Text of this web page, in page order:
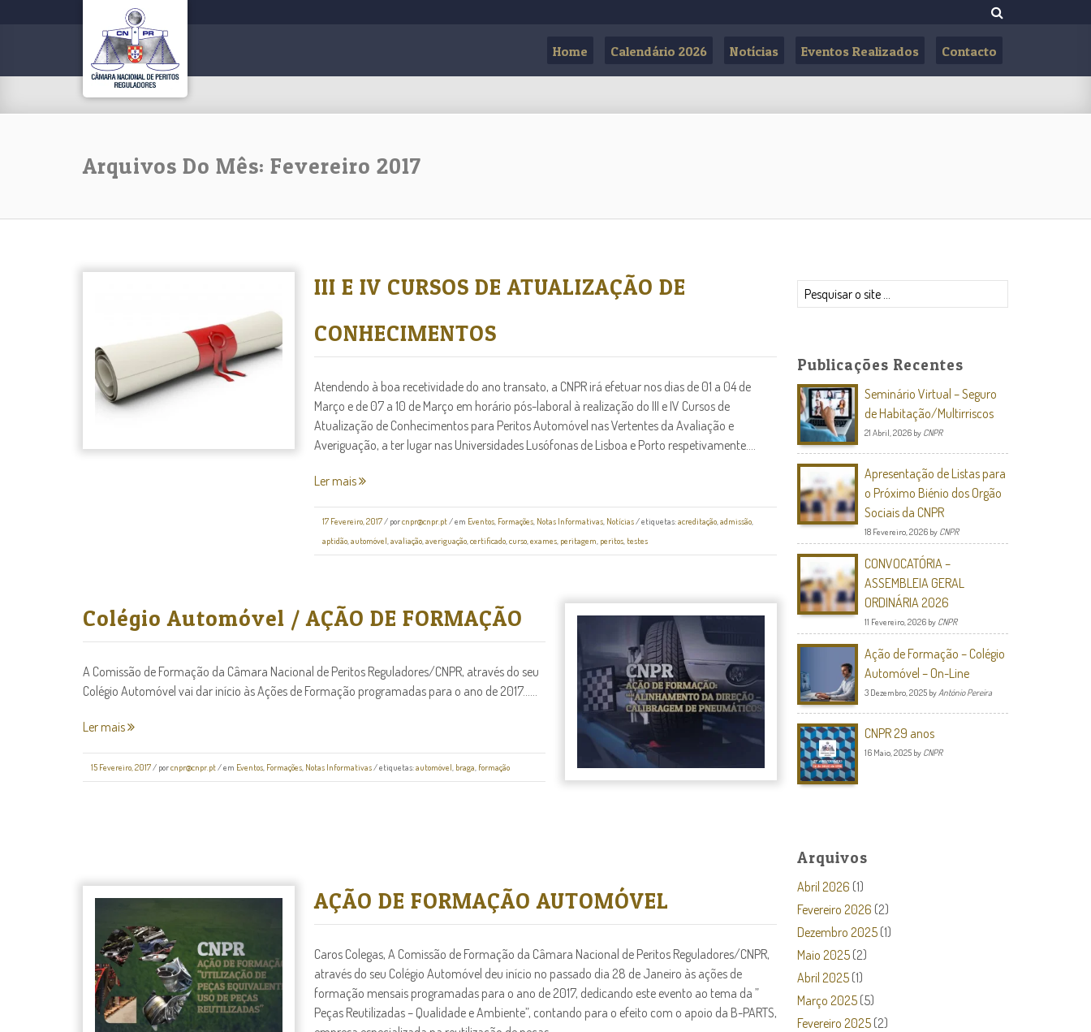
Home Calendário 2026 Notícias Eventos Realizados Contacto
Arquivos Do Mês: Fevereiro 2017
III E IV CURSOS DE ATUALIZAÇÃO DE
CONHECIMENTOS
Atendendo à boa recetividade do ano transato, a CNPR irá efetuar nos dias de 01 a 04 de
Março e de 07 a 10 de Março em horário pós-laboral à realização do III e IV Cursos de
Atualização de Conhecimentos para Peritos Automóvel nas Vertentes da Avaliação e
Averiguação, a ter lugar nas Universidades Lusófonas de Lisboa e Porto respetivamente....
Ler mais
17 Fevereiro, 2017/ porcnpr@cnpr.pt/ em Eventos, Formações, Notas Informativas, Notícias/ etiquetas:acreditação,admissão,
aptidão,automóvel,avaliação,averiguação,certificado,curso,exames, peritagem, peritos, testes
Colégio Automóvel / AÇÃO DE FORMAÇÃO
A Comissão de Formação da Câmara Nacional de Peritos Reguladores/CNPR, através do seu
Colégio Automóvel vai dar início às Ações de Formação programadas para o ano de 2017......
Ler mais
15 Fevereiro, 2017/ porcnpr@cnpr.pt/ em Eventos, Formações, Notas Informativas/ etiquetas:automóvel, braga, formação
AÇÃO DE FORMAÇÃO AUTOMÓVEL
Caros Colegas, A Comissão de Formação da Câmara Nacional de Peritos Reguladores/CNPR,
através do seu Colégio Automóvel deu início no passado dia 28 de Janeiro às ações de
formação mensais programadas para o ano de 2017, dedicando este evento ao tema da ”
Peças Reutilizadas – Qualidade e Ambiente”, contando para o efeito com o apoio da B-PARTS,
Pesquisar
Publicações Recentes
Seminário Virtual – Seguro
de Habitação/Multirriscos
21 Abril, 2026 by CNPR
Apresentação de Listas para
o Próximo Biénio dos Orgão
Sociais da CNPR
18 Fevereiro, 2026 by CNPR
CONVOCATÓRIA –
ASSEMBLEIA GERAL
ORDINÁRIA 2026
11 Fevereiro, 2026 by CNPR
Ação de Formação – Colégio
Automóvel – On-Line
3 Dezembro, 2025 byAntónio Pereira
CNPR 29 anos
16 Maio, 2025 by CNPR
Arquivos
Abril 2026 (1)
Fevereiro 2026 (2)
Dezembro 2025 (1)
Maio 2025 (2)
Abril 2025 (1)
Março 2025 (5)
Fevereiro 2025 (2)